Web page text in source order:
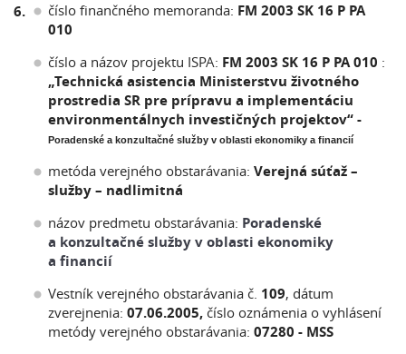
6. číslo finančného memoranda: FM 2003 SK 16 P PA
010
číslo a názov projektu ISPA: FM 2003 SK 16 P PA 010 :
„Technická asistencia Ministerstvu životného
prostredia SR pre prípravu a implementáciu
environmentálnych investičných projektov“ -
Poradenské a konzultačné služby v oblasti ekonomiky a financií
metóda verejného obstarávania: Verejná súťaž –
služby – nadlimitná
názov predmetu obstarávania: Poradenské
a konzultačné služby v oblasti ekonomiky
a financií
Vestník verejného obstarávania č. 109, dátum
zverejnenia: 07.06.2005, číslo oznámenia o vyhlásení
metódy verejného obstarávania: 07280 - MSS